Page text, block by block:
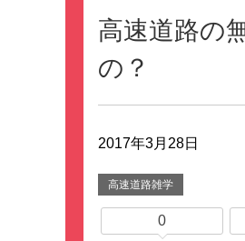
高速道路の
の？
2017年3月28日
高速道路雑学
0